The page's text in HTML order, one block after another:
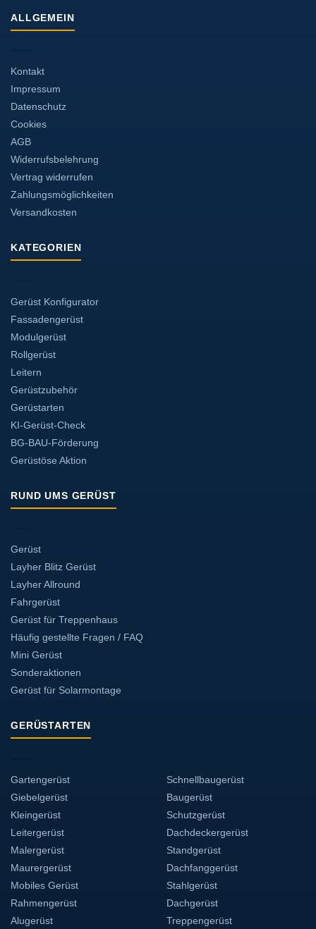
ALLGEMEIN
Kontakt
Impressum
Datenschutz
Cookies
AGB
Widerrufsbelehrung
Vertrag widerrufen
Zahlungsmöglichkeiten
Versandkosten
KATEGORIEN
Gerüst Konfigurator
Fassadengerüst
Modulgerüst
Rollgerüst
Leitern
Gerüstzubehör
Gerüstarten
KI-Gerüst-Check
BG-BAU-Förderung
Gerüstöse Aktion
RUND UMS GERÜST
Gerüst
Layher Blitz Gerüst
Layher Allround
Fahrgerüst
Gerüst für Treppenhaus
Häufig gestellte Fragen / FAQ
Mini Gerüst
Sonderaktionen
Gerüst für Solarmontage
GERÜSTARTEN
Gartengerüst
Giebelgerüst
Kleingerüst
Leitergerüst
Malergerüst
Maurergerüst
Mobiles Gerüst
Rahmengerüst
Alugerüst
Schnellbaugerüst
Baugerüst
Schutzgerüst
Dachdeckergerüst
Standgerüst
Dachfanggerüst
Stahlgerüst
Dachgerüst
Treppengerüst